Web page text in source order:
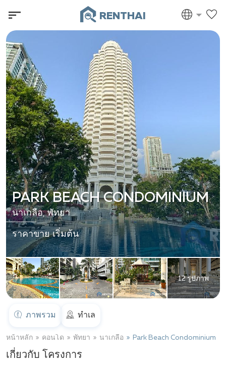
RENTHAI
12 รูปภาพ
PARK BEACH CONDOMINIUM
นาเกลือ, พัทยา
ราคาขาย เริ่มต้น
ภาพรวม ทำเล
หน้าหลัก คอนโด พัทยา นาเกลือ Park Beach Condominium
เกี่ยวกับ โครงการ